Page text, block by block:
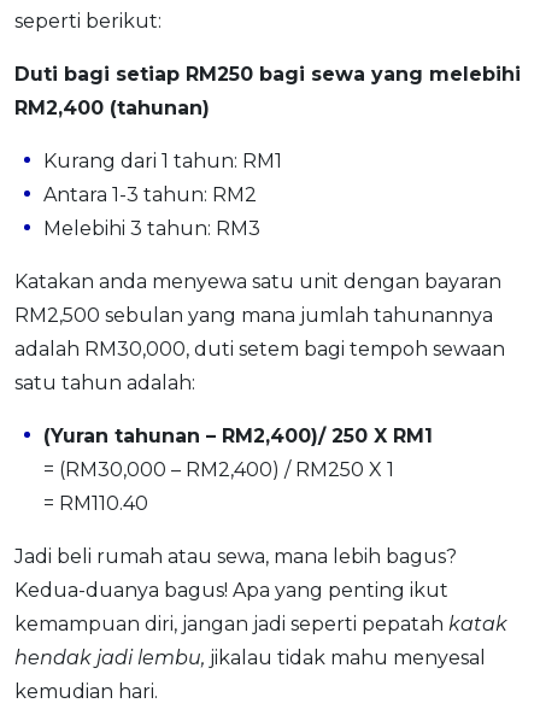
seperti berikut:
Duti bagi setiap RM250 bagi sewa yang melebihi
RM2,400 (tahunan)
Kurang dari 1 tahun: RM1
Antara 1-3 tahun: RM2
Melebihi 3 tahun: RM3
Katakan anda menyewa satu unit dengan bayaran
RM2,500 sebulan yang mana jumlah tahunannya
adalah RM30,000, duti setem bagi tempoh sewaan
satu tahun adalah:
(Yuran tahunan – RM2,400)/ 250 X RM1
= (RM30,000 – RM2,400) / RM250 X 1
= RM110.40
Jadi beli rumah atau sewa, mana lebih bagus?
Kedua-duanya bagus! Apa yang penting ikut
kemampuan diri, jangan jadi seperti pepatah katak
hendak jadi lembu, jikalau tidak mahu menyesal
kemudian hari.